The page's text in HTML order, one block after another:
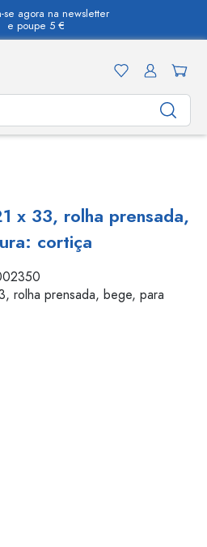
se agora na newsletter
e poupe 5 €
x 33, rolha prensada,
cortiça